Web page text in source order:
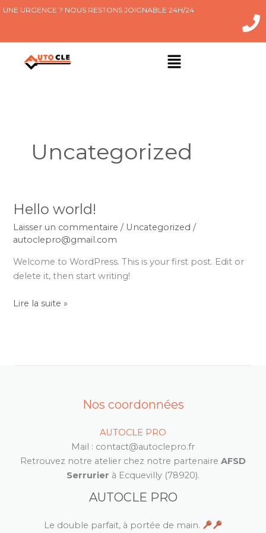
Aller
UNE URGENCE ? NOUS RESTONS JOIGNABLE 24H/24
Main
Uncategorized
Hello world!
Laisser un commentaire / Uncategorized /
autoclepro@gmail.com
Welcome to WordPress. This is your first post. Edit or
delete it, then start writing!
Hello
world!
Lire la suite »
Nos coordonnées
AUTOCLE PRO
Mail : contact@autoclepro.fr
Retrouvez notre atelier chez notre partenaire AFSD
Serrurier à Ecquevilly (78920).
AUTOCLE PRO
Le double parfait, à portée de main.